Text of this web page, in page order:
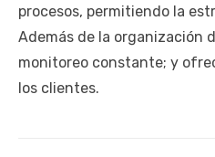
procesos, permitiendo la
Además de la organización
monitoreo constante; y
los clientes.